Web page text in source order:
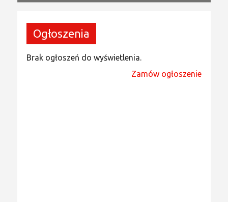
Ogłoszenia
Brak ogłoszeń do wyświetlenia.
Zamów ogłoszenie